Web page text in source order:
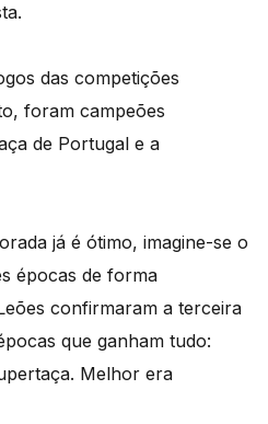
das competições
foram campeões
de Portugal e a
já é ótimo, imagine-se o
épocas de forma
confirmaram a terceira
que ganham tudo:
Melhor era